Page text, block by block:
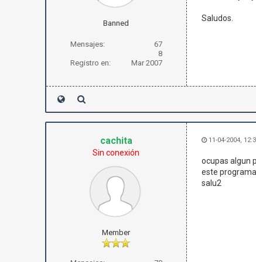
Banned
Mensajes:
67
8
Registro en:
Mar 2007
Saludos.
cachita
Sin conexión
Member
11-04-2004,
ocupas algun
este
salu2